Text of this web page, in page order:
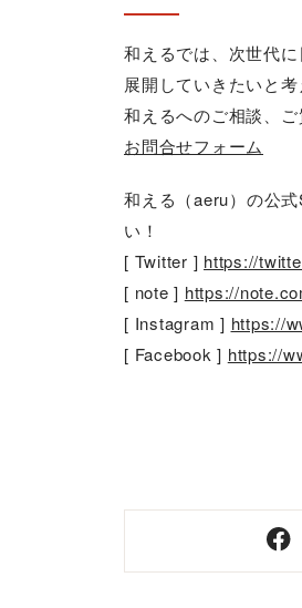
和えるでは、次世代
展開していきたいと考
和えるへのご相談、
お問合せフォーム
和える（aeru）の公
い！
[ Twitter ] https://
[ note ] https://
[ Instagram ] https://
[ Facebook ] https://